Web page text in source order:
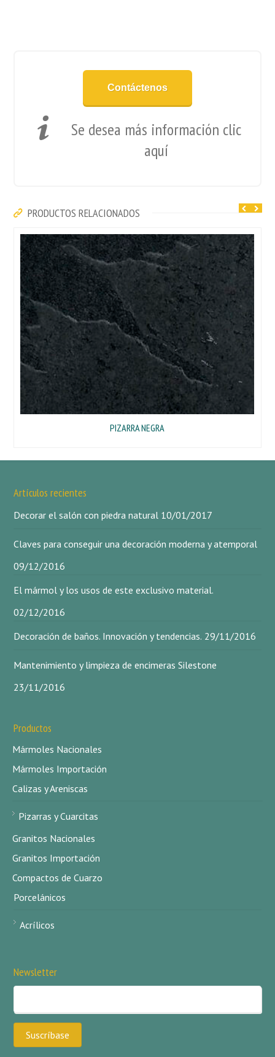
Contáctenos
Se desea más información clic
aquí
PRODUCTOS RELACIONADOS
PIZARRA NEGRA
Artículos recientes
Decorar el salón con piedra natural 10/01/2017
Claves para conseguir una decoración moderna y atemporal
09/12/2016
El mármol y los usos de este exclusivo material.
02/12/2016
Decoración de baños. Innovación y tendencias. 29/11/2016
Mantenimiento y limpieza de encimeras Silestone
23/11/2016
Productos
Mármoles Nacionales
Mármoles Importación
Calizas y Areniscas
Pizarras y Cuarcitas
Granitos Nacionales
Granitos Importación
Compactos de Cuarzo
Porcelánicos
Acrílicos
Newsletter